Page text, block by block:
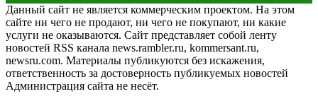
Данный сайт не является коммерческим проектом. На этом
сайте ни чего не продают, ни чего не покупают, ни какие
услуги не оказываются. Сайт представляет собой ленту
новостей RSS канала news.rambler.ru, kommersant.ru,
newsru.com. Материалы публикуются без искажения,
ответственность за достоверность публикуемых новостей
Администрация сайта не несёт.